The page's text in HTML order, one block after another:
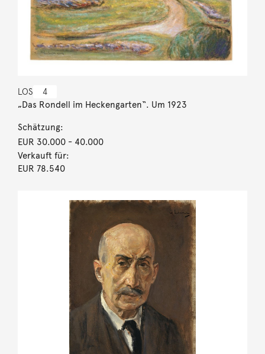
LOS 4
„Das Rondell im Heckengarten“. Um 1923
Schätzung:
EUR 30.000- 40.000
Verkauft für:
EUR 78.540